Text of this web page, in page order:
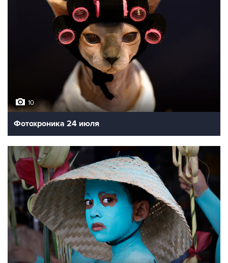
10
Фотохроника 24 июля